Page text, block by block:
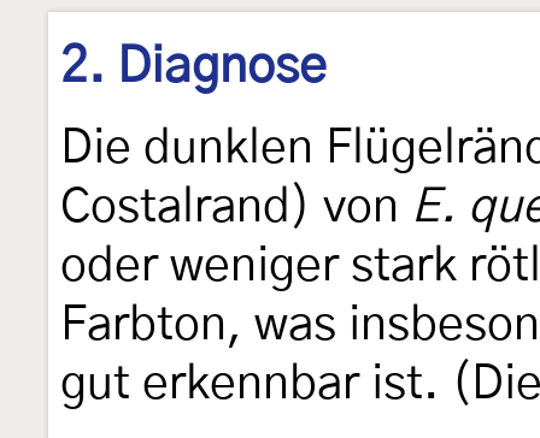
2. Diagnose
Die dunklen
Costalrand) von E.
oder weniger stark
Farbton, was
gut erkennbar ist.